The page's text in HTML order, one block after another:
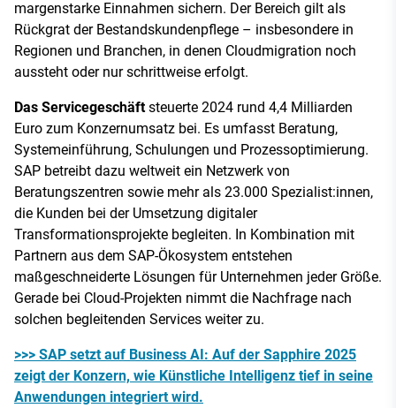
margenstarke Einnahmen sichern. Der Bereich gilt als
Rückgrat der Bestandskundenpflege – insbesondere in
Regionen und Branchen, in denen Cloudmigration noch
aussteht oder nur schrittweise erfolgt.
Das Servicegeschäftsteuerte 2024 rund 4,4 Milliarden
Euro zum Konzernumsatz bei. Es umfasst Beratung,
Systemeinführung, Schulungen und Prozessoptimierung.
SAP betreibt dazu weltweit ein Netzwerk von
Beratungszentren sowie mehr als 23.000 Spezialist:innen,
die Kunden bei der Umsetzung digitaler
Transformationsprojekte begleiten. In Kombination mit
Partnern aus dem SAP-Ökosystem entstehen
maßgeschneiderte Lösungen für Unternehmen jeder Größe.
Gerade bei Cloud-Projekten nimmt die Nachfrage nach
solchen begleitenden Services weiter zu.
>>> SAP setzt auf Business AI: Auf der Sapphire 2025
zeigt der Konzern, wie Künstliche Intelligenz tief in seine
Anwendungen integriert wird.